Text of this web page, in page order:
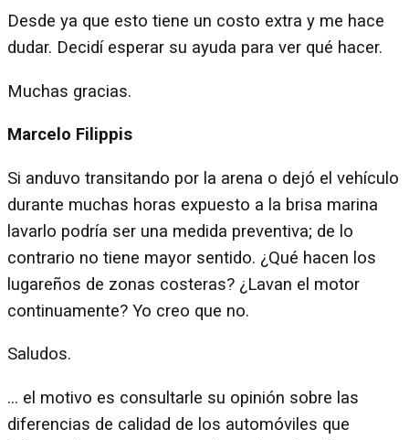
Desde ya que esto tiene un costo extra y me hace
dudar. Decidí esperar su ayuda para ver qué hacer.
Muchas gracias.
Marcelo Filippis
Si anduvo transitando por la arena o dejó el vehículo
durante muchas horas expuesto a la brisa marina
lavarlo podría ser una medida preventiva; de lo
contrario no tiene mayor sentido. ¿Qué hacen los
lugareños de zonas costeras? ¿Lavan el motor
continuamente? Yo creo que no.
Saludos.
… el motivo es consultarle su opinión sobre las
diferencias de calidad de los automóviles que